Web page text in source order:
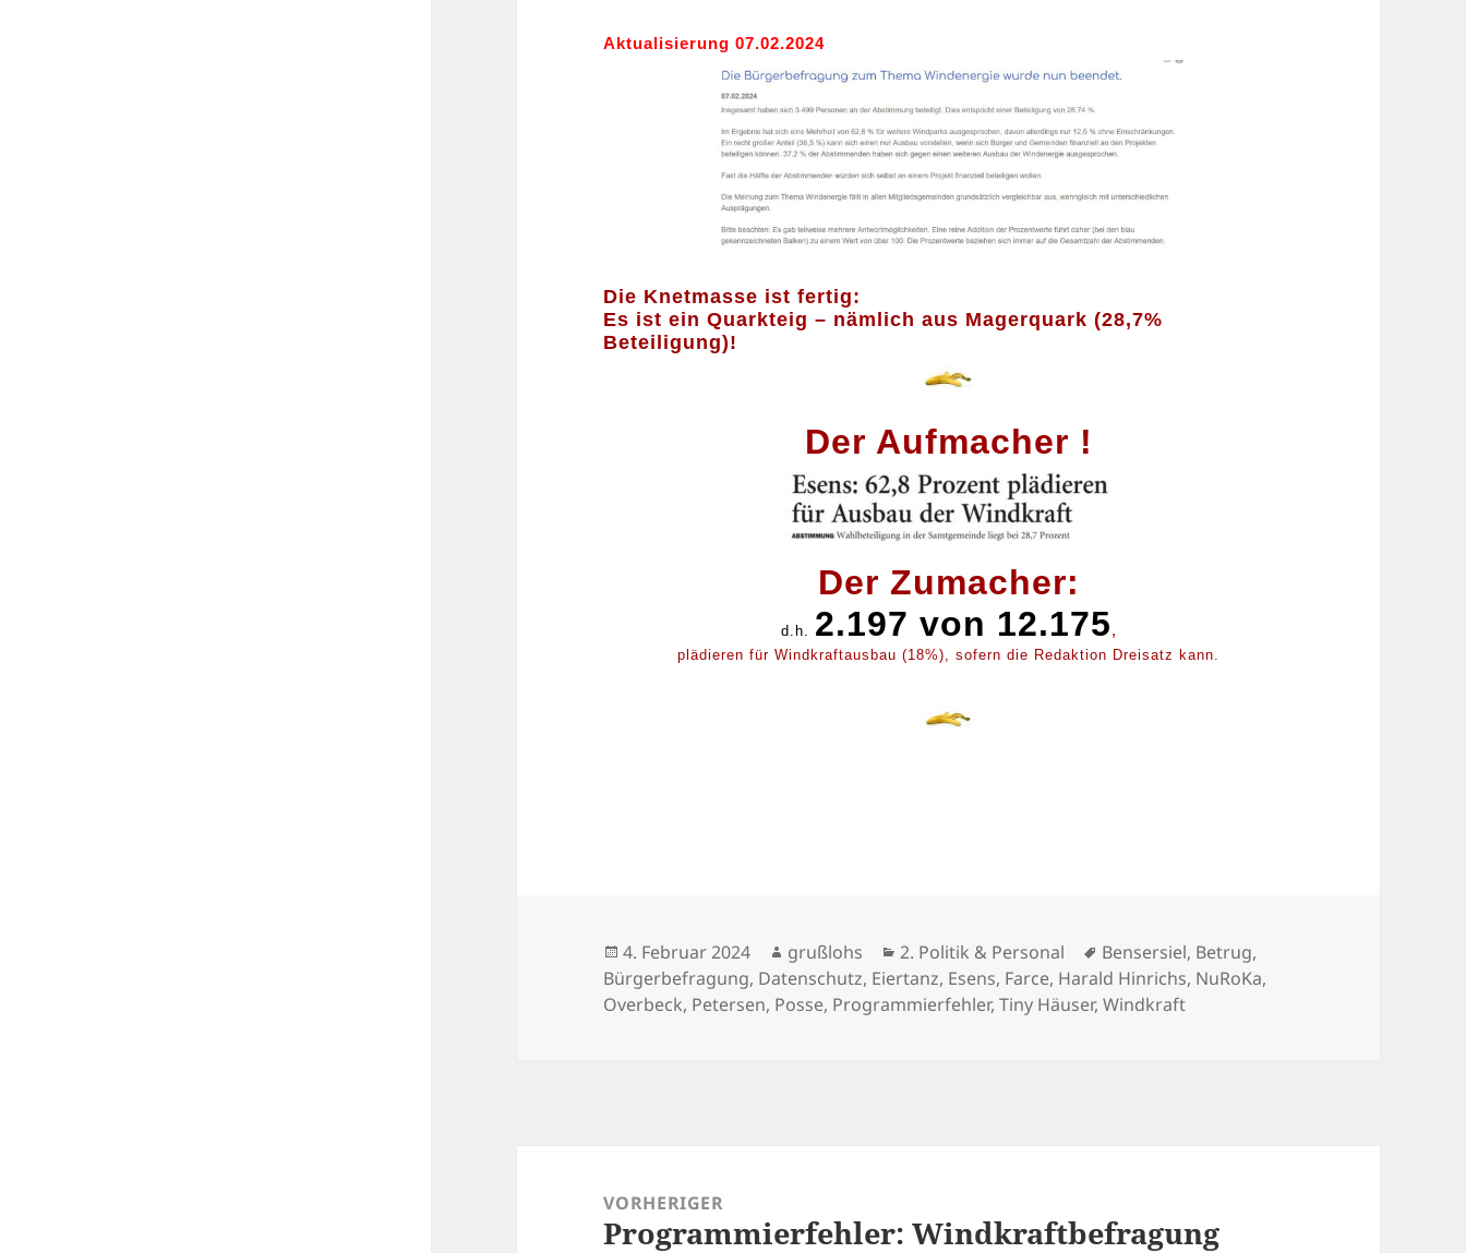
Aktualisierung 07.02.2024
Die Knetmasse ist fertig:
Es ist ein Quarkteig – nämlich aus Magerquark (28,7%
Beteiligung)!
Der Aufmacher !
Der Zumacher:
d.h. 2.197 von 12.175,
plädieren für Windkraftausbau (18%), sofern die Redaktion Dreisatz kann.
Veröffentlicht
am
4. Februar 2024 Autor
grußlohs Kategorien
2. Politik & Personal Schlagwörter
Bensersiel, Betrug,
Bürgerbefragung, Datenschutz, Eiertanz, Esens, Farce, Harald Hinrichs, NuRoKa,
Overbeck, Petersen, Posse, Programmierfehler,Tiny Häuser,Windkraft
VORHERIGER
Vorheriger
Programmierfehler: Windkraftbefragung